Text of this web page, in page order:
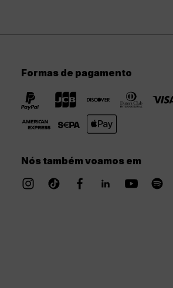
Formas de pagamento
Nós também voamos em